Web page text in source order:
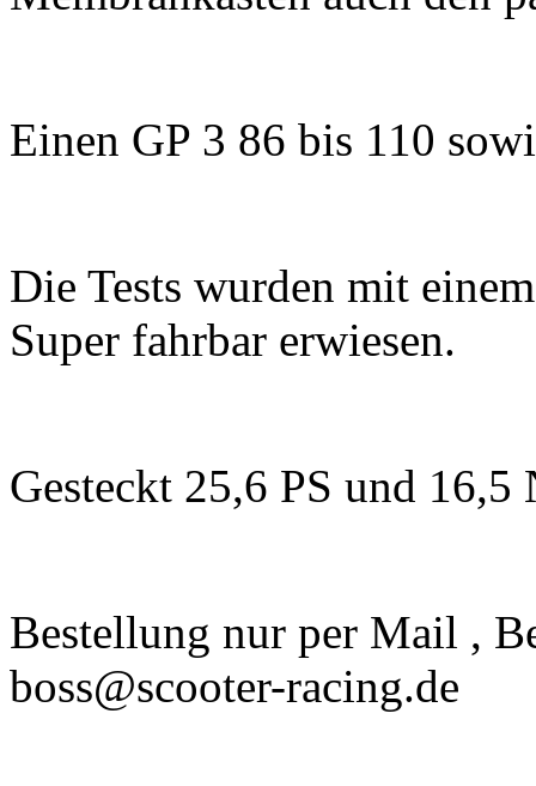
Einen GP 3 86 bis 110
Die Tests wurden mit
Super fahrbar erwiesen.
Gesteckt 25,6 PS und 16,5
Bestellung nur per Mail ,
boss@scooter-racing.de